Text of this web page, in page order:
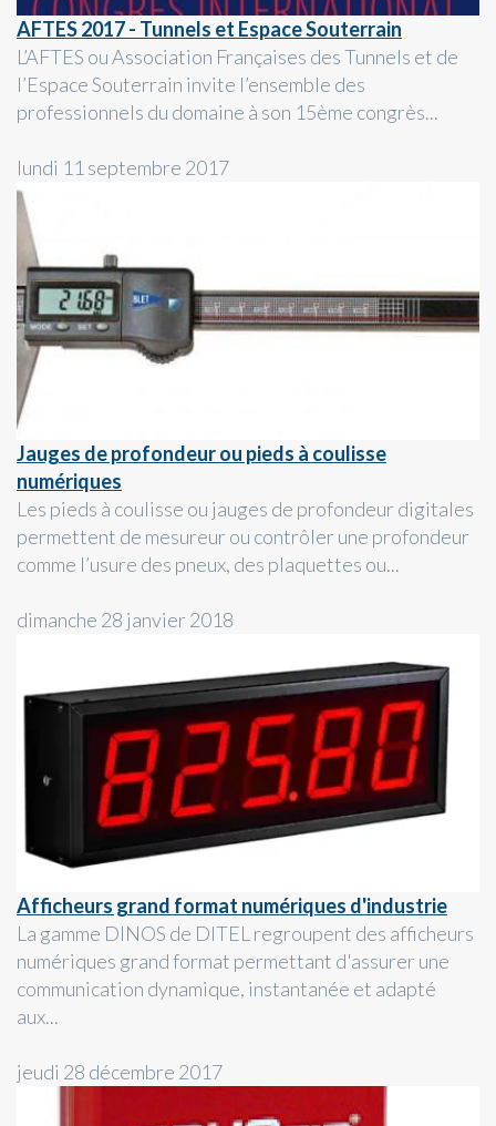
AFTES 2017 - Tunnels et Espace Souterrain
L’AFTES ou Association Françaises des Tunnels et de
l’Espace Souterrain invite l’ensemble des
professionnels du domaine à son 15ème congrès...
lundi 11 septembre 2017
Jauges de profondeur ou pieds à coulisse
numériques
Les pieds à coulisse ou jauges de profondeur digitales
permettent de mesureur ou contrôler une profondeur
comme l’usure des pneux, des plaquettes ou...
dimanche 28 janvier 2018
Afficheurs grand format numériques d'industrie
La gamme DINOS de DITEL regroupent des afficheurs
numériques grand format permettant d'assurer une
communication dynamique, instantanée et adapté
aux...
jeudi 28 décembre 2017